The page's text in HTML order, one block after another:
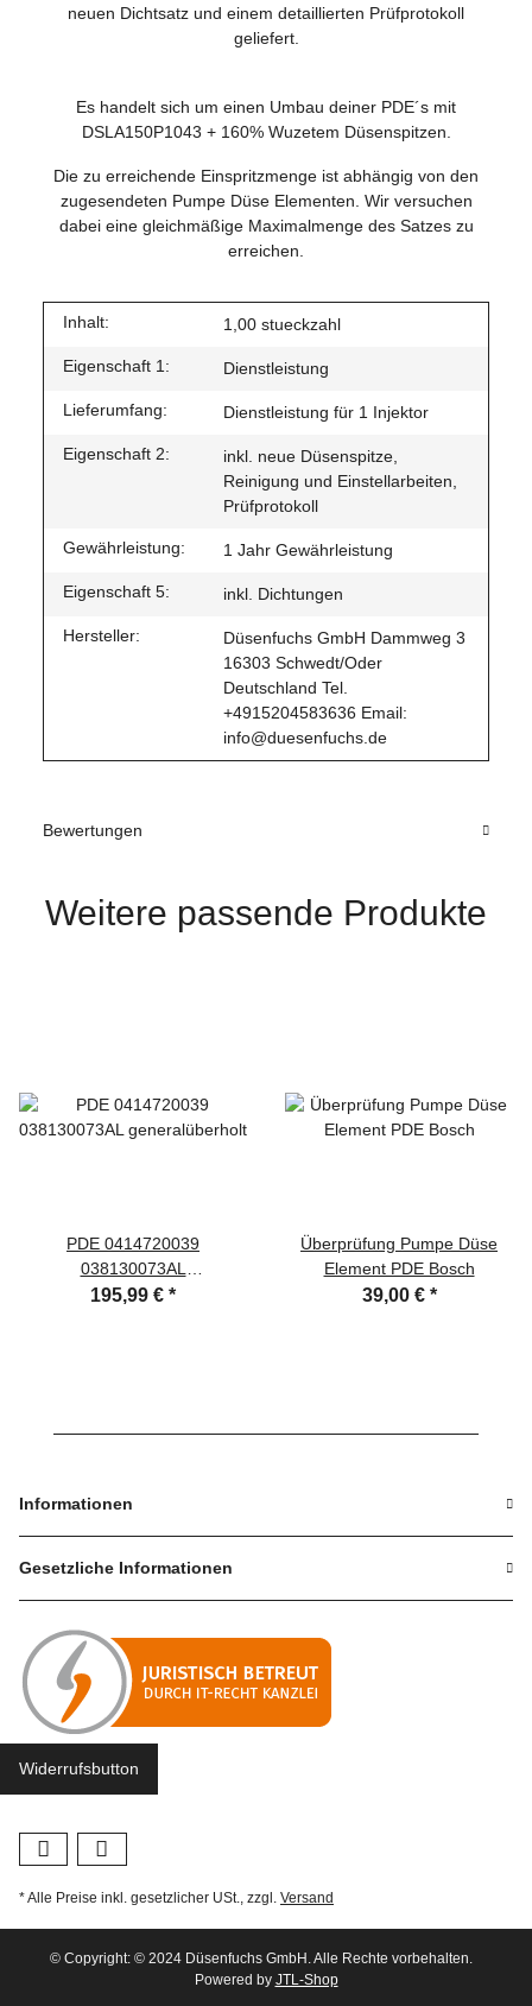
neuen Dichtsatz und einem detaillierten Prüfprotokoll
geliefert.
Es handelt sich um einen Umbau deiner PDE´s mit
DSLA150P1043 + 160% Wuzetem Düsenspitzen.
Die zu erreichende Einspritzmenge ist abhängig von den
zugesendeten Pumpe Düse Elementen. Wir versuchen
dabei eine gleichmäßige Maximalmenge des Satzes zu
erreichen.
Inhalt: 1,00 stueckzahl
Eigenschaft 1: Dienstleistung
Lieferumfang: Dienstleistung für 1 Injektor
Eigenschaft 2:
inkl. neue Düsenspitze,
Reinigung und Einstellarbeiten,
Prüfprotokoll
Gewährleistung: 1 Jahr Gewährleistung
Eigenschaft 5: inkl. Dichtungen
Hersteller:
Düsenfuchs GmbH Dammweg 3
16303 Schwedt/Oder
Deutschland Tel.
+4915204583636 Email:
info@duesenfuchs.de
Bewertungen
Weitere passende Produkte
PDE 0414720039
038130073AL
generalüberholt
195,99 € *
Überprüfung Pumpe Düse
Element PDE Bosch
39,00 € *
Informationen
Gesetzliche Informationen
Widerrufsbutton
* Alle Preise inkl. gesetzlicher USt., zzgl. Versand
© Copyright: © 2024 Düsenfuchs GmbH. Alle Rechte vorbehalten.
Powered by JTL-Shop